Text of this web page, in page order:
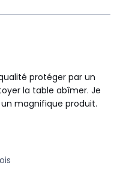
protéger par un
la table abîmer. Je
magnifique produit.